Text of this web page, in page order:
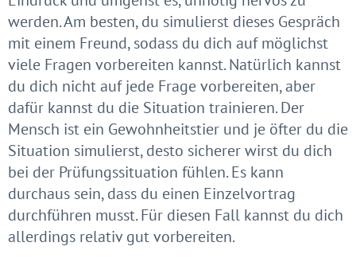
werden. Am besten, du simulierst dieses Gespräch
mit einem Freund, sodass du dich auf möglichst
viele Fragen vorbereiten kannst. Natürlich kannst
du dich nicht auf jede Frage vorbereiten, aber
dafür kannst du die Situation trainieren. Der
Mensch ist ein Gewohnheitstier und je öfter du die
Situation simulierst, desto sicherer wirst du dich
bei der Prüfungssituation fühlen. Es kann
durchaus sein, dass du einen Einzelvortrag
durchführen musst. Für diesen Fall kannst du dich
allerdings relativ gut vorbereiten.